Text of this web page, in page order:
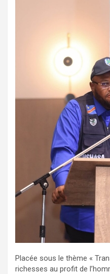
Placée sous le thème «
richesses au profit de